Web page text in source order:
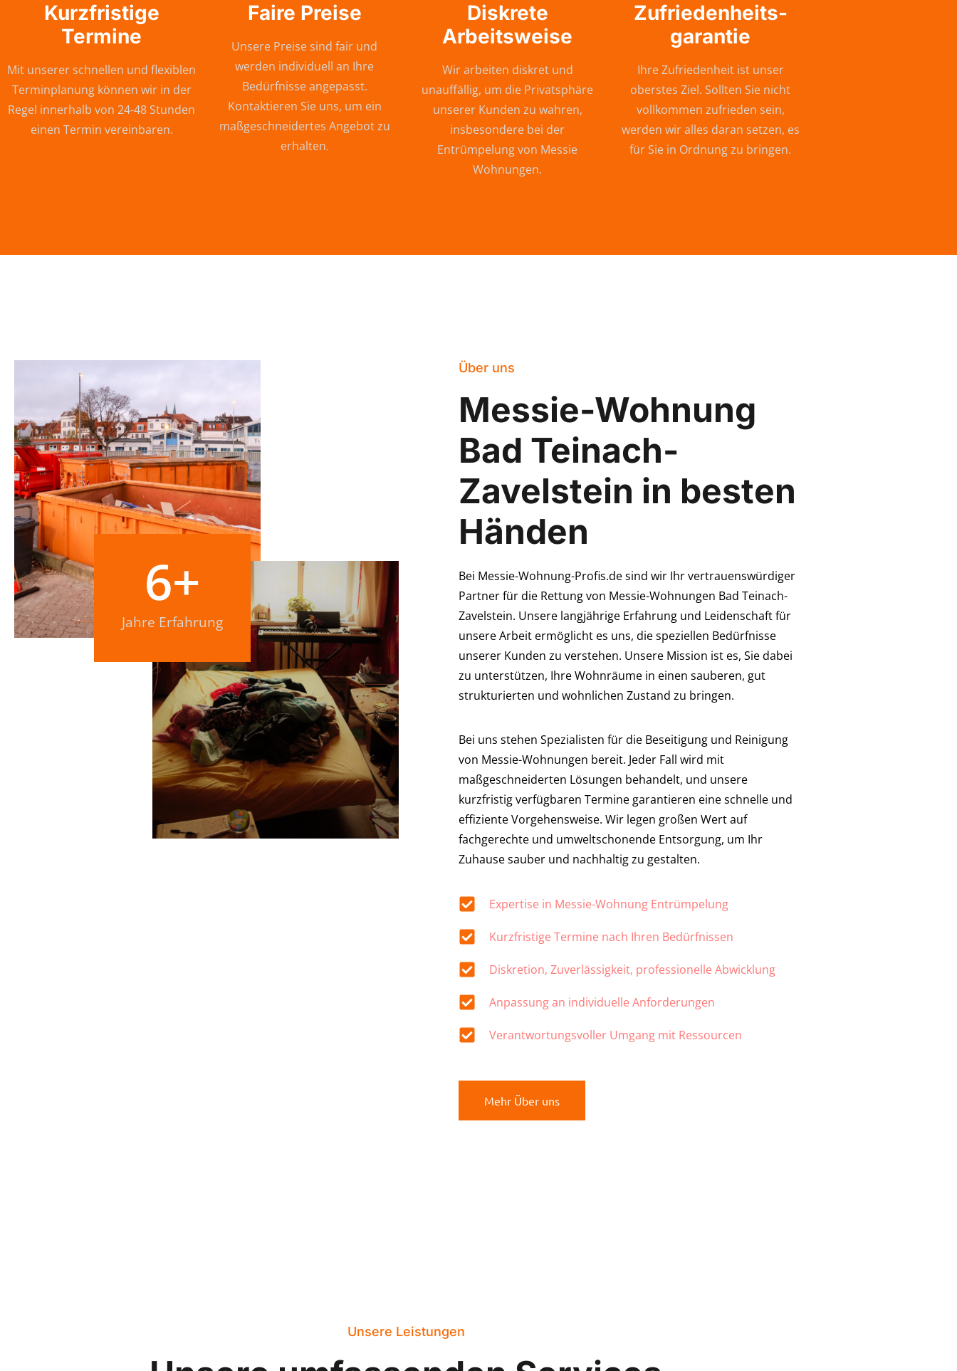
Kurzfristige
Termine
Mit unserer schnellen und flexiblen
Terminplanung können wir in der
Regel innerhalb von 24-48 Stunden
einen Termin vereinbaren.
Faire Preise
Unsere Preise sind fair und
werden individuell an Ihre
Bedürfnisse angepasst.
Kontaktieren Sie uns, um ein
maßgeschneidertes Angebot zu
erhalten.
Diskrete
Arbeitsweise
Wir arbeiten diskret und
unauffällig, um die Privatsphäre
unserer Kunden zu wahren,
insbesondere bei der
Entrümpelung von Messie
Wohnungen.
Zufriedenheits-
garantie
Ihre Zufriedenheit ist unser
oberstes Ziel. Sollten Sie nicht
vollkommen zufrieden sein,
werden wir alles daran setzen, es
für Sie in Ordnung zu bringen.
Jahre Erfahrung
6+
Über uns
Messie-Wohnung
Bad Teinach-
Zavelstein in besten
Händen
Bei Messie-Wohnung-Profis.de sind wir Ihr vertrauenswürdiger
Partner für die Rettung von Messie-Wohnungen Bad Teinach-
Zavelstein. Unsere langjährige Erfahrung und Leidenschaft für
unsere Arbeit ermöglicht es uns, die speziellen Bedürfnisse
unserer Kunden zu verstehen. Unsere Mission ist es, Sie dabei
zu unterstützen, Ihre Wohnräume in einen sauberen, gut
strukturierten und wohnlichen Zustand zu bringen.
Bei uns stehen Spezialisten für die Beseitigung und Reinigung
von Messie-Wohnungen bereit. Jeder Fall wird mit
maßgeschneiderten Lösungen behandelt, und unsere
kurzfristig verfügbaren Termine garantieren eine schnelle und
effiziente Vorgehensweise. Wir legen großen Wert auf
fachgerechte und umweltschonende Entsorgung, um Ihr
Zuhause sauber und nachhaltig zu gestalten.
Expertise in Messie-Wohnung Entrümpelung
Kurzfristige Termine nach Ihren Bedürfnissen
Diskretion, Zuverlässigkeit, professionelle Abwicklung
Anpassung an individuelle Anforderungen
Verantwortungsvoller Umgang mit Ressourcen
Mehr Über uns
Unsere Leistungen